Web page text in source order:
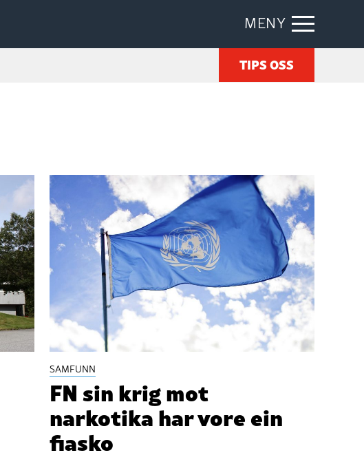
MENY
TIPS OSS
SAMFUNN
FN sin krig mot
narkotika har vore ein
fiasko